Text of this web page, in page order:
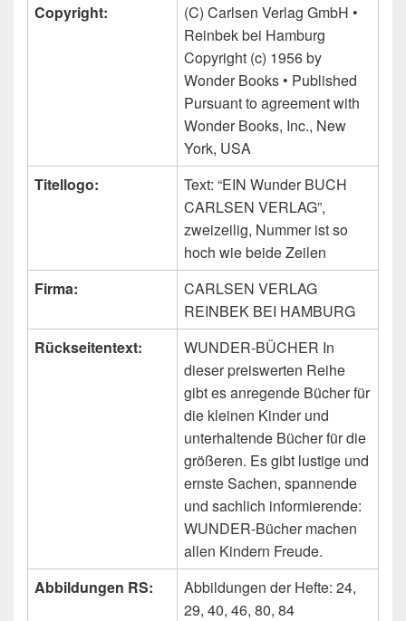
Copyright:
(C) Carlsen Verlag GmbH •
Reinbek bei Hamburg
Copyright (c) 1956 by
Wonder Books • Published
Pursuant to agreement with
Wonder Books, Inc., New
York, USA
Titellogo:
Text: “EIN Wunder BUCH
CARLSEN VERLAG”,
zweizeilig, Nummer ist so
hoch wie beide Zeilen
Firma:
CARLSEN VERLAG
REINBEK BEI HAMBURG
Rückseitentext:
WUNDER-BÜCHER In
dieser preiswerten Reihe
gibt es anregende Bücher für
die kleinen Kinder und
unterhaltende Bücher für die
größeren. Es gibt lustige und
ernste Sachen, spannende
und sachlich informierende:
WUNDER-Bücher machen
allen Kindern Freude.
Abbildungen RS:
Abbildungen der Hefte: 24,
29, 40, 46, 80, 84